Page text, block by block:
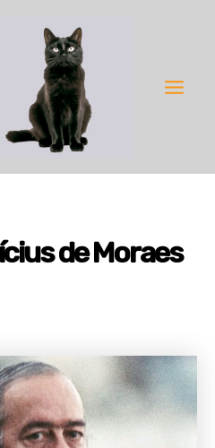
de Moraes